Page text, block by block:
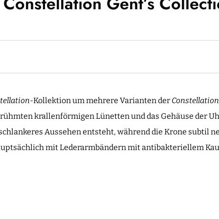
-Kollektion um mehrere Varianten der
krallenförmigen Lünetten und das Gehäuse der
Aussehen entsteht, während die Krone subtil
mit Lederarmbändern mit antibakteriellem